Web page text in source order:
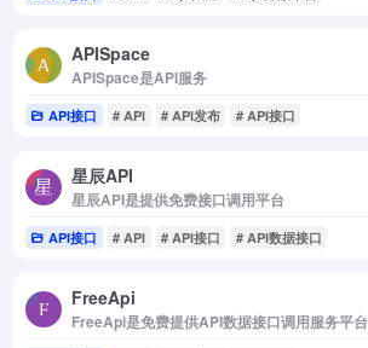
APISpace
APISpace是API服务
API接口 # API # API发布 # API接口
星辰API
星辰API是提供免费接口调用平台
API接口 # API # API接口 # API数据接口
FreeApi
FreeApi是免费提供API数据接口调用服务平台